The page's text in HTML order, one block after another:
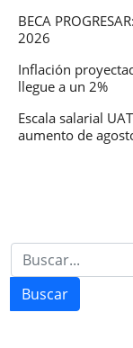
BECA
2026
Inflación
llegue a un 2%
Escala salarial
aumento de
Buscar